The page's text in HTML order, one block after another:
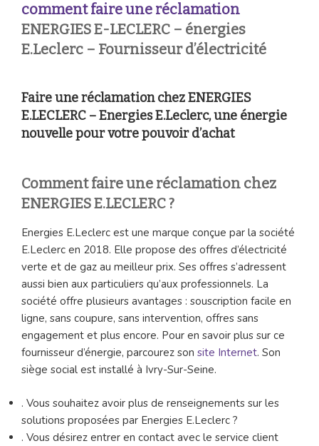
comment faire une réclamation
ENERGIES E-LECLERC – énergies
E.Leclerc – Fournisseur d’électricité
Faire une réclamation chez ENERGIES
E.LECLERC – Energies E.Leclerc, une énergie
nouvelle pour votre pouvoir d’achat
Comment faire une réclamation chez
ENERGIES E.LECLERC ?
Energies E.Leclerc est une marque conçue par la société
E.Leclerc en 2018. Elle propose des offres d’électricité
verte et de gaz au meilleur prix. Ses offres s’adressent
aussi bien aux particuliers qu’aux professionnels. La
société offre plusieurs avantages : souscription facile en
ligne, sans coupure, sans intervention, offres sans
engagement et plus encore. Pour en savoir plus sur ce
fournisseur d’énergie, parcourez son site Internet. Son
siège social est installé à Ivry-Sur-Seine.
. Vous souhaitez avoir plus de renseignements sur les
solutions proposées par Energies E.Leclerc ?
. Vous désirez entrer en contact avec le service client